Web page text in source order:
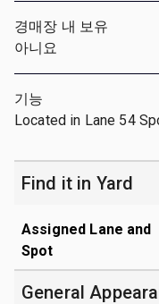
경매장 내 보유
아니요
기능
Located in Lane 54
Find it in Yard
Assigned Lane and
Spot
General